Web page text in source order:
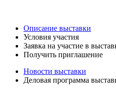
Описание выставки
Условия участия
Заявка на участие в
Получить приглашение
Новости выставки
Деловая программа